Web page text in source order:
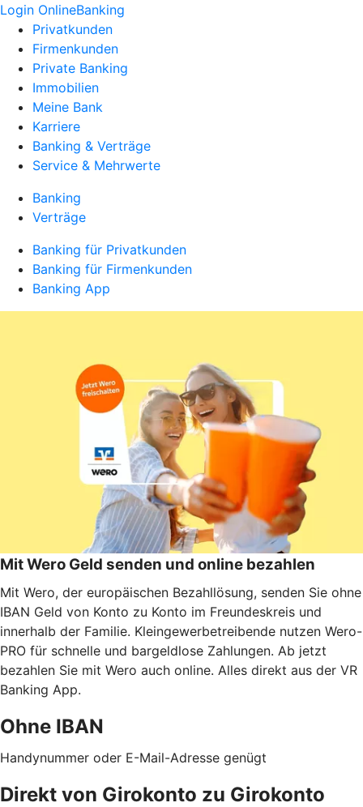
Login OnlineBanking
Privatkunden
Firmenkunden
Private Banking
Immobilien
Meine Bank
Karriere
Banking & Verträge
Service & Mehrwerte
Banking
Verträge
Banking für Privatkunden
Banking für Firmenkunden
Banking App
Mit Wero Geld senden und online bezahlen
Mit Wero, der europäischen Bezahllösung, senden Sie ohne
IBAN Geld von Konto zu Konto im Freundeskreis und
innerhalb der Familie. Kleingewerbetreibende nutzen Wero-
PRO für schnelle und bargeldlose Zahlungen. Ab jetzt
bezahlen Sie mit Wero auch online. Alles direkt aus der VR
Banking App.
Ohne IBAN
Handynummer oder E-Mail-Adresse genügt
Direkt von Girokonto zu Girokonto